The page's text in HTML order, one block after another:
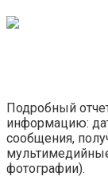
Подробный
информацию:
сообщения,
фотографии).